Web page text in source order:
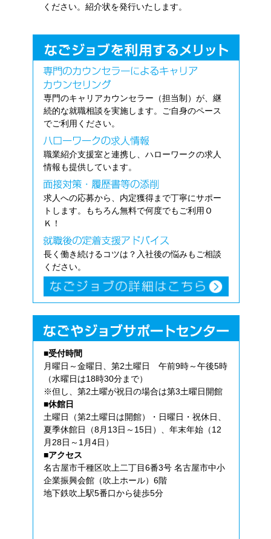
ください。紹介状を発行いたします。
専門のキャリアカウンセラー（担当制）が、継
続的な就職相談を実施します。ご自身のペース
でご利用ください。
職業紹介支援室と連携し、ハローワークの求人
情報も提供しています。
求人への応募から、内定獲得まで丁寧にサポー
トします。もちろん無料で何度でもご利用Ｏ
Ｋ！
長く働き続けるコツは？入社後の悩みもご相談
ください。
■受付時間
月曜日～金曜日、第2土曜日 午前9時～午後5時
（水曜日は18時30分まで）
※但し、第2土曜が祝日の場合は第3土曜日開館
■休館日
土曜日（第2土曜日は開館）・日曜日・祝休日、
夏季休館日（8月13日～15日）、年末年始（12
月28日～1月4日）
■アクセス
名古屋市千種区吹上二丁目6番3号 名古屋市中小
企業振興会館（吹上ホール）6階
地下鉄吹上駅5番口から徒歩5分